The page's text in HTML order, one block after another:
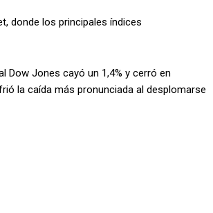
donde los principales índices
Dow Jones cayó un 1,4% y cerró en
la caída más pronunciada al desplomarse